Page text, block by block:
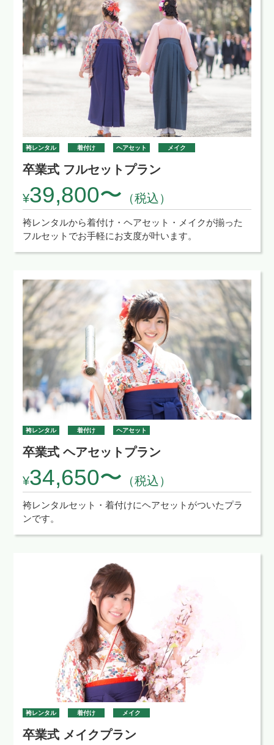
袴レンタル 着付け ヘアセット メイク
卒業式 フルセットプラン
¥39,800〜 （税込）
袴レンタルから着付け・ヘアセット・メイクが揃った
フルセットでお手軽にお支度が叶います。
袴レンタル 着付け ヘアセット
卒業式 ヘアセットプラン
¥34,650〜 （税込）
袴レンタルセット・着付けにヘアセットがついたプラ
ンです。
袴レンタル 着付け メイク
卒業式 メイクプラン